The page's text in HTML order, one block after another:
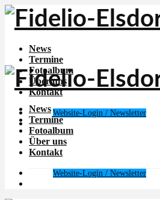
News
Termine
Fotoalbum
Über uns
Kontakt
Website-Login / Newsletter
News
Termine
Fotoalbum
Über uns
Kontakt
Website-Login / Newsletter